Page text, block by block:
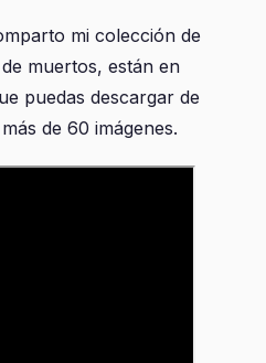
mi colección de
muertos, están en
puedas descargar de
de 60 imágenes.